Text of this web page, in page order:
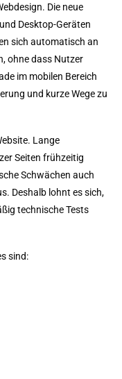
Die neue
Desktop-Geräten
sich automatisch an
ohne dass Nutzer
im mobilen Bereich
und kurze Wege zu
Lange
Seiten frühzeitig
Schwächen auch
Deshalb lohnt es sich,
technische Tests
sind: